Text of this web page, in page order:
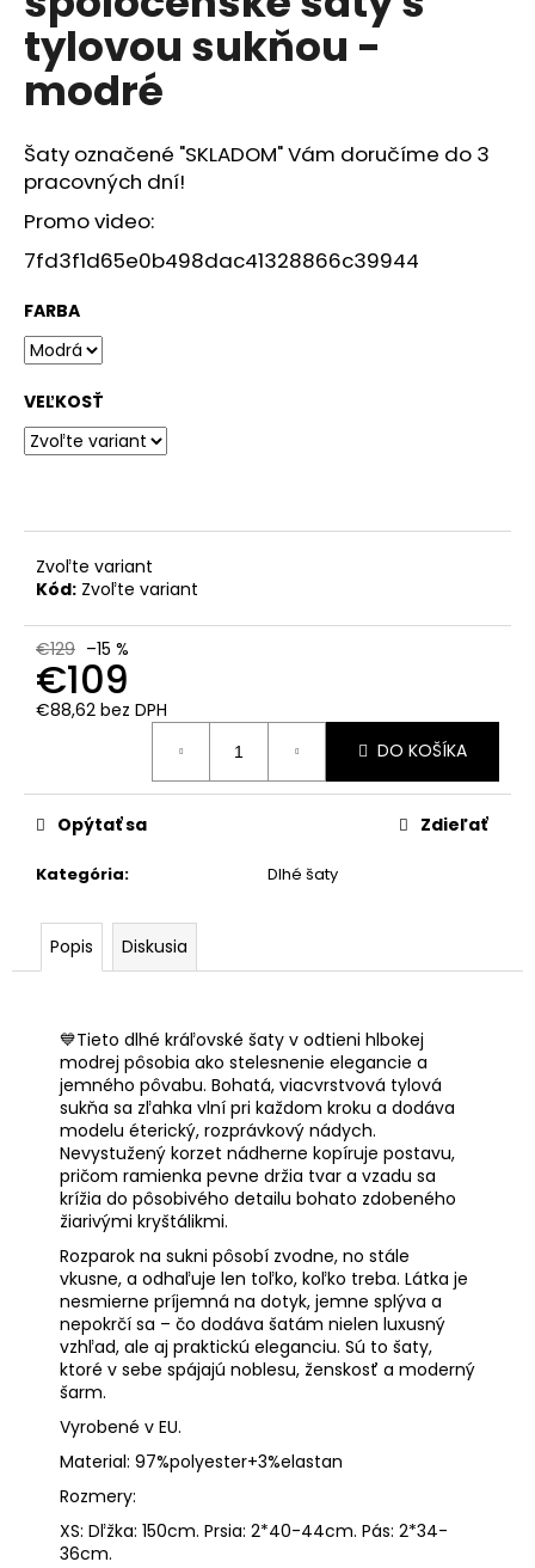
z
5
hviezdičiek.
tylovou sukňou -
modré
Šaty označené "SKLADOM" Vám doručíme do 3
pracovných dní!
Promo video:
7fd3f1d65e0b498dac41328866c39944
FARBA
VEĽKOSŤ
Zvoľte variant
Kód: Zvoľte variant
€129 –15 %
€109
€88,62 bez DPH
DO KOŠÍKA
Kategória: Dlhé šaty
Opýtať sa Zdieľať
Popis Diskusia
💙Tieto dlhé kráľovské šaty v odtieni hlbokej
modrej pôsobia ako stelesnenie elegancie a
jemného pôvabu. Bohatá, viacvrstvová tylová
sukňa sa zľahka vlní pri každom kroku a dodáva
modelu éterický, rozprávkový nádych.
Nevystužený korzet nádherne kopíruje postavu,
pričom ramienka pevne držia tvar a vzadu sa
krížia do pôsobivého detailu bohato zdobeného
žiarivými kryštálikmi.
Rozparok na sukni pôsobí zvodne, no stále
vkusne, a odhaľuje len toľko, koľko treba. Látka je
nesmierne príjemná na dotyk, jemne splýva a
nepokrčí sa – čo dodáva šatám nielen luxusný
vzhľad, ale aj praktickú eleganciu. Sú to šaty,
ktoré v sebe spájajú noblesu, ženskosť a moderný
šarm.
Vyrobené v EU.
Material: 97%polyester+3%elastan
Rozmery:
XS: Dľžka: 150cm. Prsia: 2*40-44cm. Pás: 2*34-
36cm.
a
m
e